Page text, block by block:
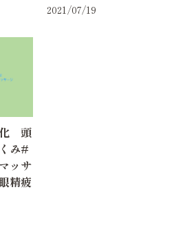
2021/07/19
頭
み#
ッサ
精疲